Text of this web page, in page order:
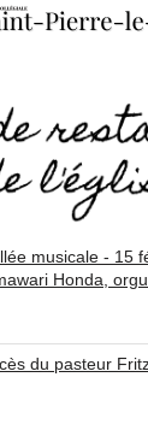
musicale - 15
Honda,
du pasteur